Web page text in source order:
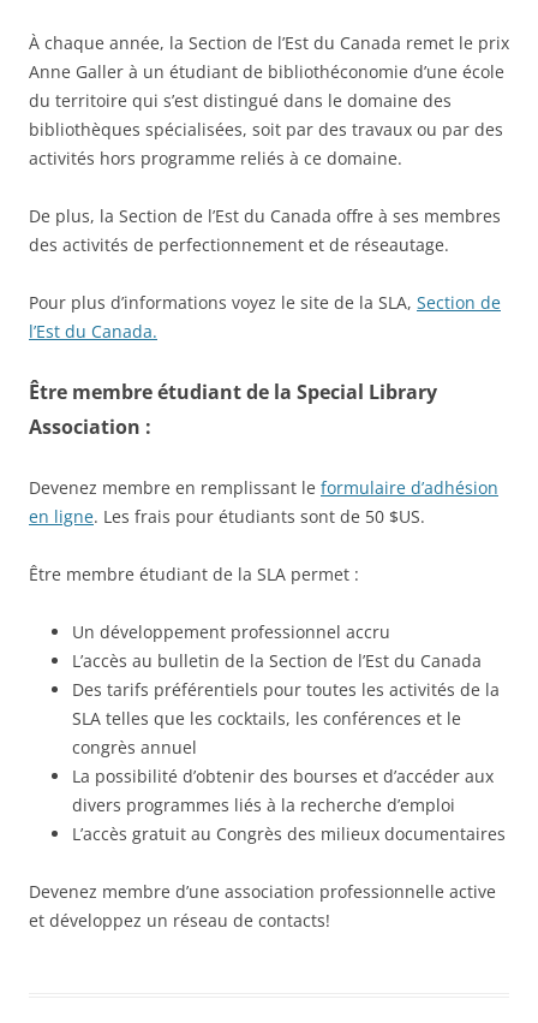
À chaque année, la Section de l’Est du Canada remet le prix
Anne Galler à un étudiant de bibliothéconomie d’une école
du territoire qui s’est distingué dans le domaine des
bibliothèques spécialisées, soit par des travaux ou par des
activités hors programme reliés à ce domaine.
De plus, la Section de l’Est du Canada offre à ses membres
des activités de perfectionnement et de réseautage.
Pour plus d’informations voyez le site de la SLA, Section de
l’Est du Canada.
Être membre étudiant de la Special Library
Association :
Devenez membre en remplissant le formulaire d’adhésion
en ligne. Les frais pour étudiants sont de 50 $US.
Être membre étudiant de la SLA permet :
Un développement professionnel accru
L’accès au bulletin de la Section de l’Est du Canada
Des tarifs préférentiels pour toutes les activités de la
SLA telles que les cocktails, les conférences et le
congrès annuel
La possibilité d’obtenir des bourses et d’accéder aux
divers programmes liés à la recherche d’emploi
L’accès gratuit au Congrès des milieux documentaires
Devenez membre d’une association professionnelle active
et développez un réseau de contacts!